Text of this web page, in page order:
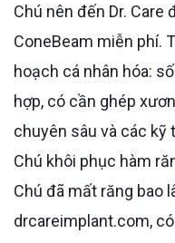
Chú nên đến Dr. Care để được khám và chụp CT
ConeBeam miễn phí.
hoạch cá nhân hóa:
hợp, có cần ghép
chuyên sâu và các kỹ
Chú khôi phục hàm
Chú đã mất răng bao
drcareimplant.com,